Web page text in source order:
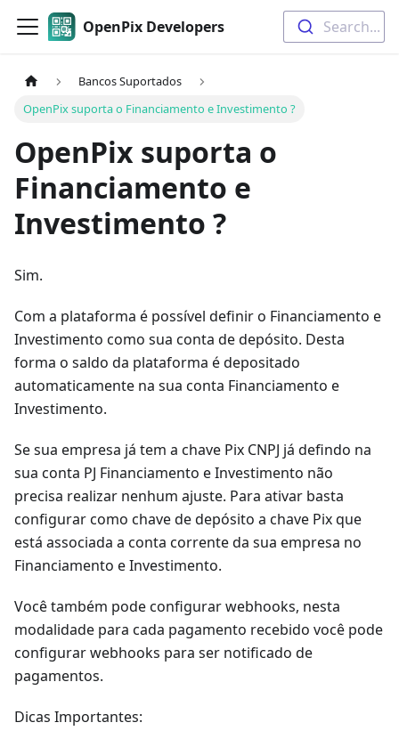
OpenPix Developers Search...
Bancos Suportados
OpenPix suporta o Financiamento e Investimento ?
OpenPix suporta o
Financiamento e
Investimento ?
Sim.
Com a plataforma é possível definir o Financiamento e
Investimento como sua conta de depósito. Desta
forma o saldo da plataforma é depositado
automaticamente na sua conta Financiamento e
Investimento.
Se sua empresa já tem a chave Pix CNPJ já defindo na
sua conta PJ Financiamento e Investimento não
precisa realizar nenhum ajuste. Para ativar basta
configurar como chave de depósito a chave Pix que
está associada a conta corrente da sua empresa no
Financiamento e Investimento.
Você também pode configurar webhooks, nesta
modalidade para cada pagamento recebido você pode
configurar webhooks para ser notificado de
pagamentos.
Dicas Importantes: